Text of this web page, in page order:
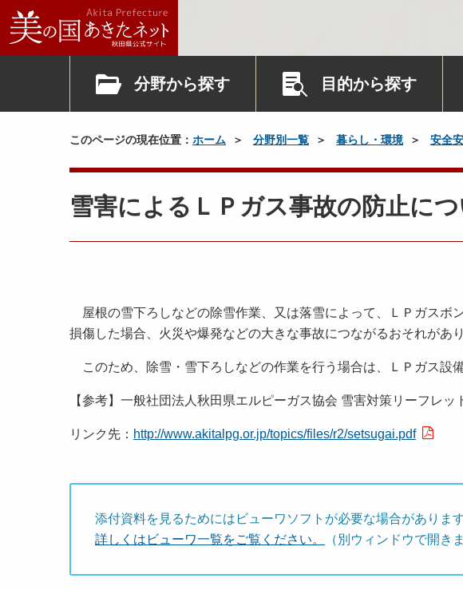
分野から探す 目的から探す
このページの現在位置： ホーム 分野別一覧 暮らし・環境 安全
雪害によるＬＰガス事故の防止に
屋根の雪下ろしなどの除雪作業、又は落雪によって、ＬＰガスボ
損傷した場合、火災や爆発などの大きな事故につながるおそれがあり
このため、除雪・雪下ろしなどの作業を行う場合は、ＬＰガス設
【参考】一般社団法人秋田県エルピーガス協会 雪害対策リーフレッ
リンク先： http://www.akitalpg.or.jp/topics/files/r2/setsugai.pdf
添付資料を見るためにはビューワソフトが必要な場合があります
詳しくはビューワ一覧をご覧ください。
（別ウィンドウで開き